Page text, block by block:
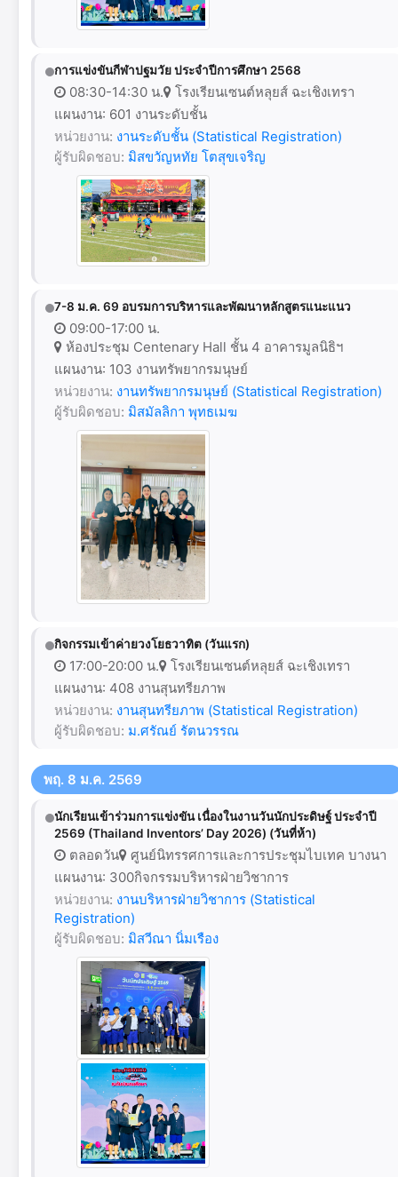
การแข่งขันกีฬาปฐมวัย ประจำปีการศึกษา 2568
08:30-14:30 น.
โรงเรียนเซนต์หลุยส์ ฉะเชิงเทรา
แผนงาน: 601 งานระดับชั้น
หน่วยงาน: งานระดับชั้น (Statistical Registration)
ผู้รับผิดชอบ: มิสขวัญหทัย โตสุขเจริญ
7-8 ม.ค. 69 อบรมการบริหารและพัฒนาหลักสูตรแนะแนว
09:00-17:00 น.
ห้องประชุม Centenary Hall ชั้น 4 อาคารมูลนิธิฯ
แผนงาน: 103 งานทรัพยากรมนุษย์
หน่วยงาน: งานทรัพยากรมนุษย์ (Statistical Registration)
ผู้รับผิดชอบ: มิสมัลลิกา พุทธเมฆ
กิจกรรมเข้าค่ายวงโยธวาทิต (วันแรก)
17:00-20:00 น.
โรงเรียนเซนต์หลุยส์ ฉะเชิงเทรา
แผนงาน: 408 งานสุนทรียภาพ
หน่วยงาน: งานสุนทรียภาพ (Statistical Registration)
ผู้รับผิดชอบ: ม.ศรัณย์ รัตนวรรณ
พฤ. 8 ม.ค. 2569
นักเรียนเข้าร่วมการแข่งขัน เนื่องในงานวันนักประดิษฐ์ ประจำปี
2569 (Thailand Inventors’ Day 2026) (วันที่ห้า)
ตลอดวัน
ศูนย์นิทรรศการและการประชุมไบเทค บางนา
แผนงาน: 300กิจกรรมบริหารฝ่ายวิชาการ
หน่วยงาน: งานบริหารฝ่ายวิชาการ (Statistical
Registration)
ผู้รับผิดชอบ: มิสวีณา นิ่มเรือง